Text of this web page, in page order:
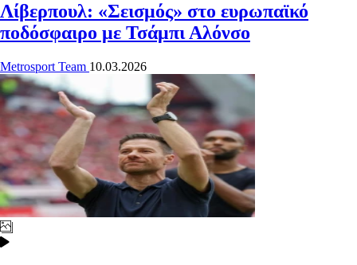
Λίβερπουλ: «Σεισμός» στο ευρωπαϊκό
ποδόσφαιρο με Τσάμπι Αλόνσο
Metrosport Team 10.03.2026